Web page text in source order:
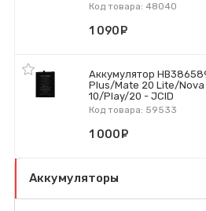
Код товара: 48040
1 090
Аккумулятор
Plus/Mate 20 Lite/
10/Play/20 - JCID
Код товара: 59533
1 000
Аккумуляторы